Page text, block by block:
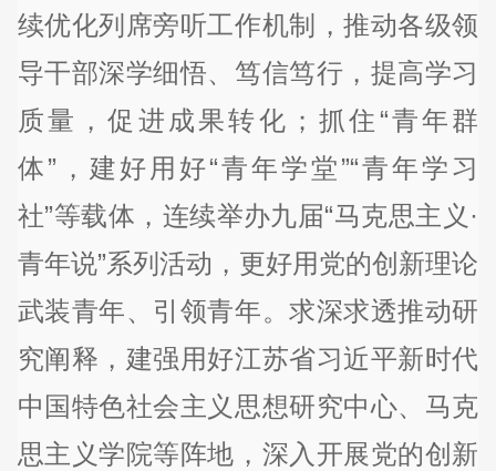
续优化列席旁听工作机制，推动各级领
导干部深学细悟、笃信笃行，提高学习
质量，促进成果转化；抓住“青年群
体”，建好用好“青年学堂”“青年学习
社”等载体，连续举办九届“马克思主义·
青年说”系列活动，更好用党的创新理论
武装青年、引领青年。求深求透推动研
究阐释，建强用好江苏省习近平新时代
中国特色社会主义思想研究中心、马克
思主义学院等阵地，深入开展党的创新